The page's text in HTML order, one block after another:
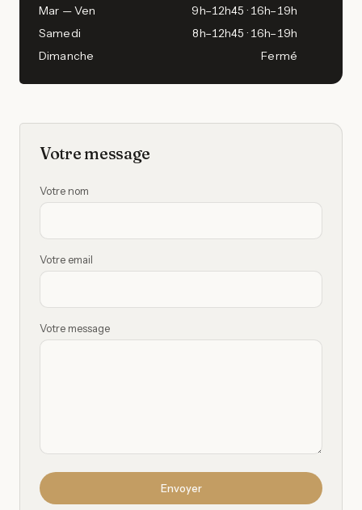
Mar — Ven
9h–12h45 · 16h–19h
Samedi
8h–12h45 · 16h–19h
Dimanche
Fermé
Votre message
Votre nom
Votre email
Votre message
Envoyer